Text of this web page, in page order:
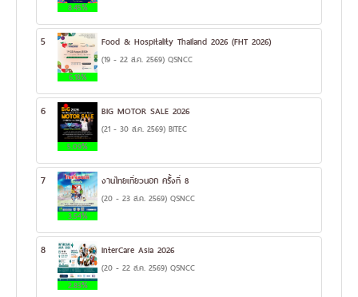
8.45%
5
6.18%
Food & Hospitality Thailand 2026 (FHT 2026)
(19 - 22 ส.ค. 2569) QSNCC
6
5.09%
BIG MOTOR SALE 2026
(21 - 30 ส.ค. 2569) BITEC
7
3.54%
งานไทยเที่ยวนอก ครั้งที่ 8
(20 - 23 ส.ค. 2569) QSNCC
8
2.83%
InterCare Asia 2026
(20 - 22 ส.ค. 2569) QSNCC